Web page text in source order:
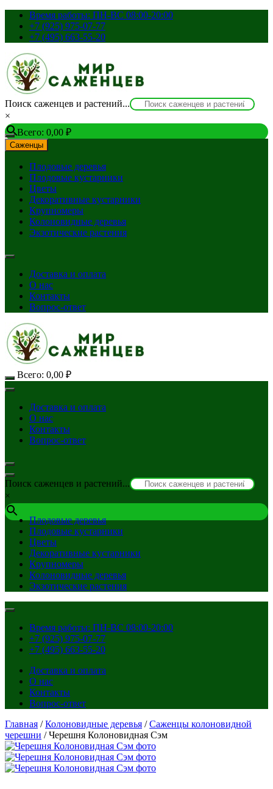
Перейти
содержимому
Время работы: ПН-ВС 08:00-20:00
+7 (925) 975-07-77
+7 (495) 663-55-20
Поиск саженцев и растений...
×
Всего: 0,00 ₽
Саженцы
Плодовые деревья
Плодовые кустарники
Цветы
Декоративные кустарники
Крупномеры
Колоновидные деревья
Экзотические растения
Доставка и оплата
О нас
Контакты
Вопрос-ответ
Всего: 0,00 ₽
Доставка и оплата
О нас
Контакты
Вопрос-ответ
Поиск саженцев и растений...
×
Плодовые деревья
Плодовые кустарники
Цветы
Декоративные кустарники
Крупномеры
Колоновидные деревья
Экзотические растения
Время работы: ПН-ВС 08:00-20:00
+7 (925) 975-07-77
+7 (495) 663-55-20
Доставка и оплата
О нас
Контакты
Вопрос-ответ
Главная /Колоновидные деревья /Саженцы колоновидной
черешни / Черешня Колоновидная Сэм